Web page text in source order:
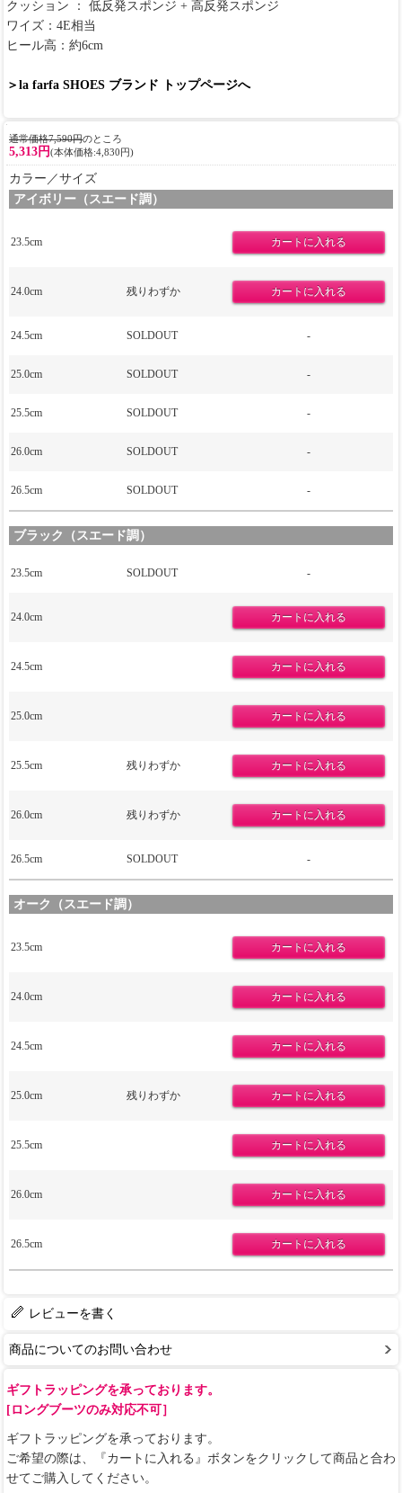
クッション ： 低反発スポンジ + 高反発スポンジ
ワイズ：4E相当
ヒール高：約6cm
＞la farfa SHOES ブランド トップページへ
通常価格7,590円のところ
5,313円(本体価格:4,830円)
カラー／サイズ
アイボリー（スエード調）
23.5cm
24.0cm 残りわずか
24.5cm SOLDOUT -
25.0cm SOLDOUT -
25.5cm SOLDOUT -
26.0cm SOLDOUT -
26.5cm SOLDOUT -
ブラック（スエード調）
23.5cm SOLDOUT -
24.0cm
24.5cm
25.0cm
25.5cm 残りわずか
26.0cm 残りわずか
26.5cm SOLDOUT -
オーク（スエード調）
23.5cm
24.0cm
24.5cm
25.0cm 残りわずか
25.5cm
26.0cm
26.5cm
レビューを書く
商品についてのお問い合わせ
ギフトラッピングを承っております。
[ロングブーツのみ対応不可］
ギフトラッピングを承っております。
ご希望の際は、『カートに入れる』ボタンをクリックして商品と合わ
せてご購入してください。